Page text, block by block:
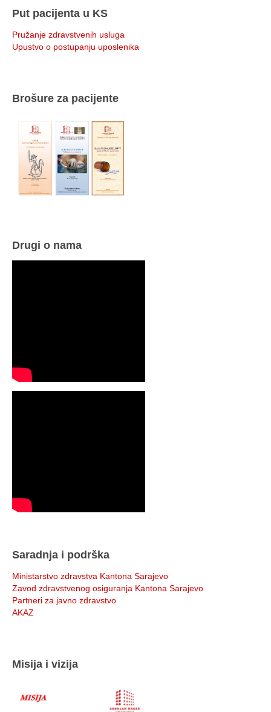
Put pacijenta u KS
Pružanje zdravstvenih usluga
Upustvo o postupanju uposlenika
Brošure za pacijente
Drugi o nama
Saradnja i podrška
Ministarstvo zdravstva Kantona Sarajevo
Zavod zdravstvenog osiguranja Kantona Sarajevo
Partneri za javno zdravstvo
AKAZ
Misija i vizija